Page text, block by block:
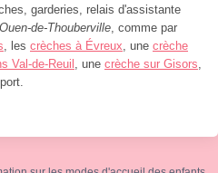
garderies, relais d'assistante
de-Thouberville , comme par
, les crèches à Évreux , une crèche
Val-de-Reuil , une crèche sur Gisors